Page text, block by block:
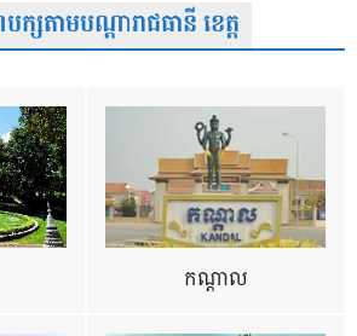
តាមបណ្តារាជធានី ខេត្ត
កណ្តាល